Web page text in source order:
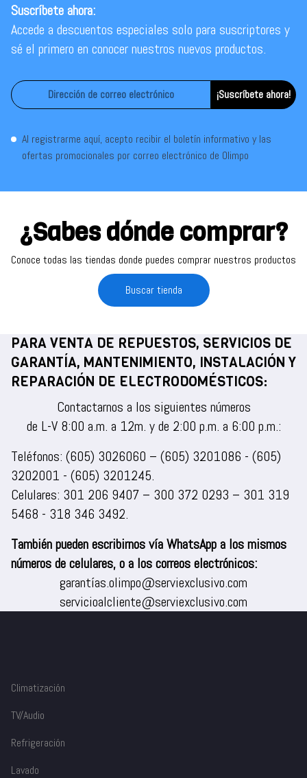
Suscríbete ahora:
Accede a descuentos especiales solo para suscriptores y
sé el primero en conocer nuestros nuevos productos.
¡Suscríbete ahora!
Al registrarme aquí, acepto recibir el boletín informativo y las
ofertas promocionales por correo electrónico de Olimpo
¿Sabes dónde comprar?
Conoce todas las tiendas donde puedes comprar nuestros productos
Buscar tienda
PARA VENTA DE REPUESTOS, SERVICIOS DE
GARANTÍA, MANTENIMIENTO, INSTALACIÓN Y
REPARACIÓN DE ELECTRODOMÉSTICOS:
Contactarnos a los siguientes números
de L-V 8:00 a.m. a 12m. y de 2:00 p.m. a 6:00 p.m.:
Teléfonos: (605) 3026060 – (605) 3201086 - (605)
3202001 - (605) 3201245.
Celulares: 301 206 9407 – 300 372 0293 – 301 319
5468 - 318 346 3492.
También pueden escribirnos vía WhatsApp a los mismos
números de celulares, o a los correos electrónicos:
garantías.olimpo@serviexclusivo.com
servicioalcliente@serviexclusivo.com
Climatización
TV/Audio
Refrigeración
Lavado